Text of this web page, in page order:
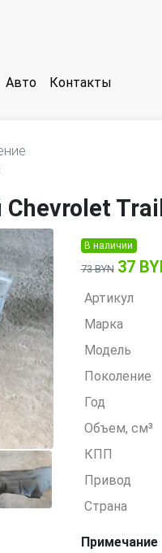
Авто Контакты
В наличии
73 BYN 37
Артикул
Марка
Модель
Поколение
Год
Объем, см³
КПП
Привод
Страна
Примечание